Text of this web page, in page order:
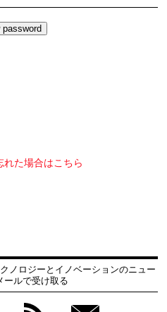
れた場合はこちら
ノロジーとイノベーションのニュー
ールで受け取る